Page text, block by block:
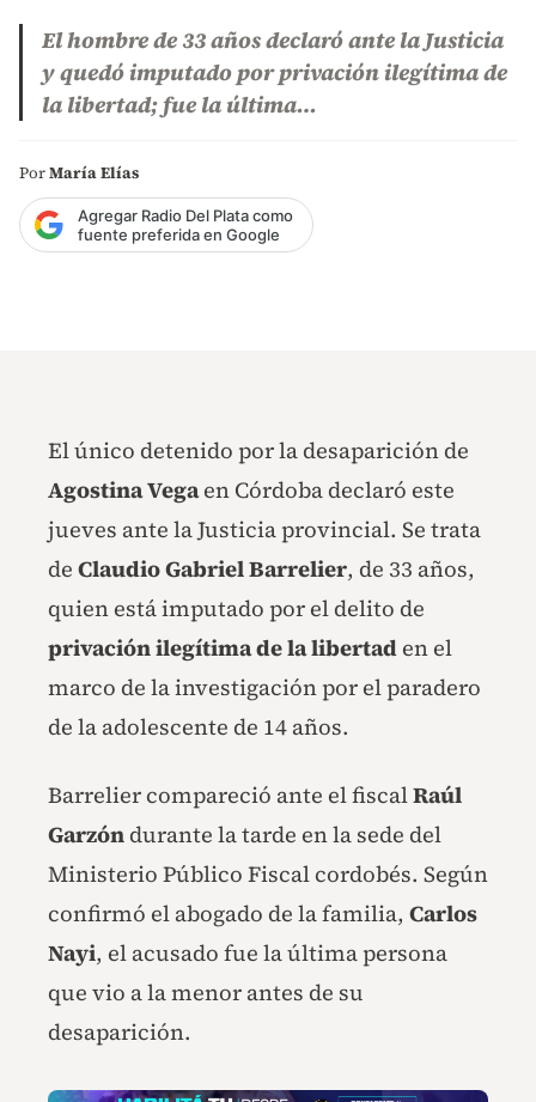
El hombre de 33 años declaró ante la Justicia
y quedó imputado por privación ilegítima de
la libertad; fue la última…
PorMaría Elías
Agregar Radio Del Plata como
fuente preferida en Google
El único detenido por la desaparición de
Agostina Vegaen Córdoba declaró este
jueves ante la Justicia provincial. Se trata
de Claudio Gabriel Barrelier, de 33 años,
quien está imputado por el delito de
privación ilegítima de la libertad en el
marco de la investigación por el paradero
de la adolescente de 14 años.
Barrelier compareció ante el fiscalRaúl
Garzón durante la tarde en la sede del
Ministerio Público Fiscal cordobés. Según
confirmó el abogado de la familia, Carlos
Nayi, el acusado fue la última persona
que vio a la menor antes de su
desaparición.